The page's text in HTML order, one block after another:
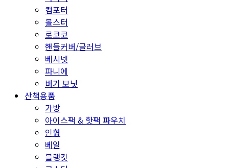
컴포터
볼스터
로코코
핸들커버/글러브
베시넷
파니에
버기 보닛
산책용품
가방
아이스팩 & 핫팩 파우치
인형
베일
블랭킷